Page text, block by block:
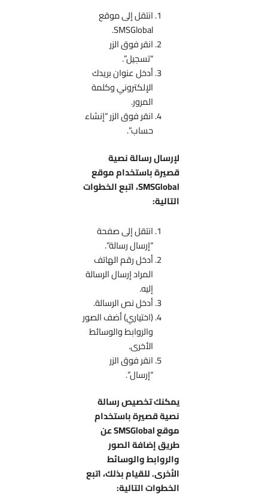
انتقل إلى موقع
SMSGlobal.
انقر فوق الزر
“تسجيل”.
أدخل عنوان بريدك
الإلكتروني وكلمة
المرور.
انقر فوق الزر “إنشاء
حساب”.
لإرسال رسالة نصية
قصيرة باستخدام موقع
SMSGlobal، اتبع الخطوات
التالية:
انتقل إلى صفحة
“إرسال رسالة”.
أدخل رقم الهاتف
المراد إرسال الرسالة
إليه.
أدخل نص الرسالة.
(اختياري) أضف الصور
والروابط والوسائط
الأخرى.
انقر فوق الزر
“إرسال”.
يمكنك تخصيص رسالة
نصية قصيرة باستخدام
موقع SMSGlobal عن
طريق إضافة الصور
والروابط والوسائط
الأخرى. للقيام بذلك، اتبع
الخطوات التالية: